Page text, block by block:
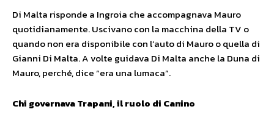
Di Malta risponde a Ingroia che accompagnava Mauro
quotidianamente. Uscivano con la macchina della TV o
quando non era disponibile con l’auto di Mauro o quella di
Gianni Di Malta. A volte guidava Di Malta anche la Duna di
Mauro, perché, dice “era una lumaca”.
Chi governava Trapani, il ruolo di Canino